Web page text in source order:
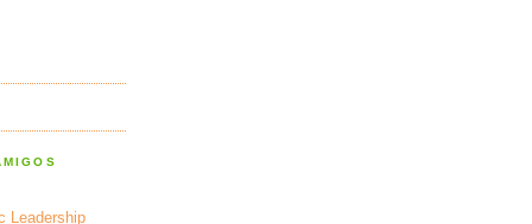
Leadership